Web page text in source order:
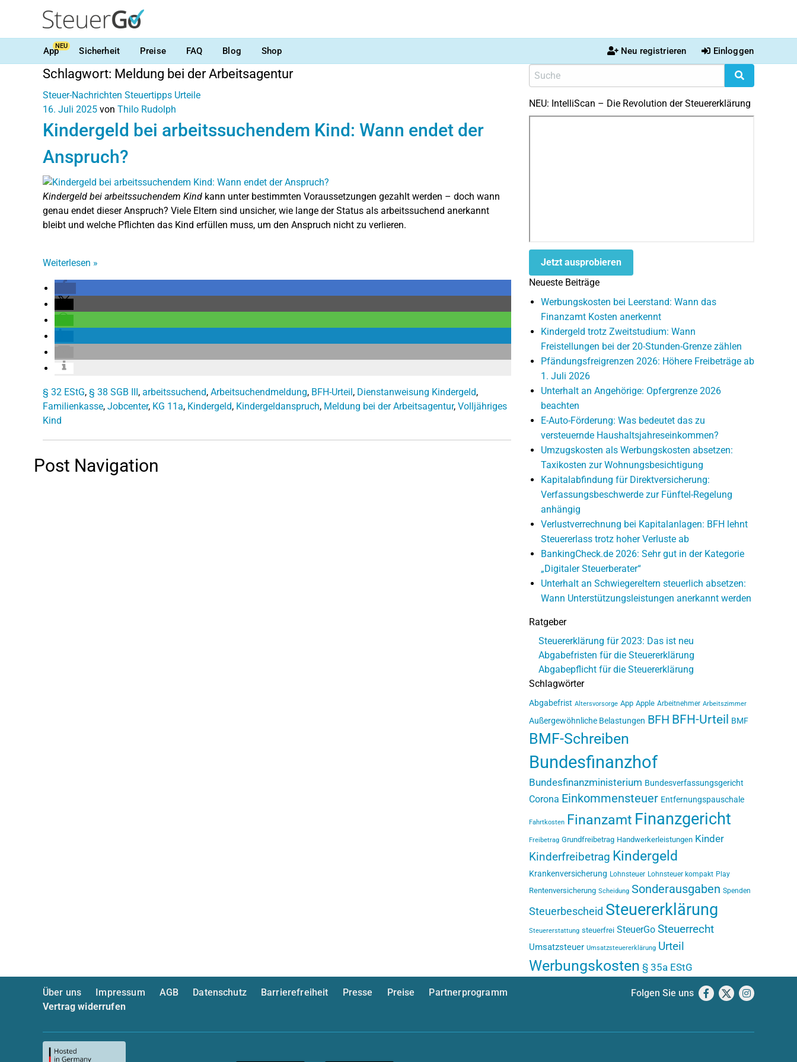
AppNEU Sicherheit Preise FAQ Blog Shop Neu registrieren Einloggen
Schlagwort: Meldung bei der Arbeitsagentur
Steuer-Nachrichten Steuertipps Urteile
16. Juli 2025 von Thilo Rudolph
Kindergeld bei arbeitssuchendem Kind: Wann endet der
Anspruch?
Kindergeld bei arbeitssuchendem Kind kann unter bestimmten Voraussetzungen gezahlt werden – doch wann
genau endet dieser Anspruch? Viele Eltern sind unsicher, wie lange der Status als arbeitssuchend anerkannt
bleibt und welche Pflichten das Kind erfüllen muss, um den Anspruch nicht zu verlieren.
Weiterlesen »
§ 32 EStG, § 38 SGB III, arbeitssuchend, Arbeitsuchendmeldung, BFH-Urteil, Dienstanweisung Kindergeld,
Familienkasse, Jobcenter, KG 11a, Kindergeld, Kindergeldanspruch, Meldung bei der Arbeitsagentur, Volljähriges
Kind
Post Navigation
NEU: IntelliScan – Die Revolution der Steuererklärung
Jetzt ausprobieren
Neueste Beiträge
Werbungskosten bei Leerstand: Wann das
Finanzamt Kosten anerkennt
Kindergeld trotz Zweitstudium: Wann
Freistellungen bei der 20-Stunden-Grenze zählen
Pfändungsfreigrenzen 2026: Höhere Freibeträge ab
1. Juli 2026
Unterhalt an Angehörige: Opfergrenze 2026
beachten
E-Auto-Förderung: Was bedeutet das zu
versteuernde Haushaltsjahreseinkommen?
Umzugskosten als Werbungskosten absetzen:
Taxikosten zur Wohnungsbesichtigung
Kapitalabfindung für Direktversicherung:
Verfassungsbeschwerde zur Fünftel-Regelung
anhängig
Verlustverrechnung bei Kapitalanlagen: BFH lehnt
Steuererlass trotz hoher Verluste ab
BankingCheck.de 2026: Sehr gut in der Kategorie
„Digitaler Steuerberater“
Unterhalt an Schwiegereltern steuerlich absetzen:
Wann Unterstützungsleistungen anerkannt werden
Ratgeber
Steuererklärung für 2023: Das ist neu
Abgabefristen für die Steuererklärung
Abgabepflicht für die Steuererklärung
Schlagwörter
Abgabefrist Altersvorsorge App Apple Arbeitnehmer Arbeitszimmer
Außergewöhnliche Belastungen BFH BFH-Urteil BMF
BMF-Schreiben
Bundesfinanzhof
Bundesfinanzministerium Bundesverfassungsgericht
Corona Einkommensteuer Entfernungspauschale
Fahrtkosten Finanzamt Finanzgericht
Freibetrag Grundfreibetrag Handwerkerleistungen Kinder
Kinderfreibetrag Kindergeld
Krankenversicherung Lohnsteuer Lohnsteuer kompakt Play
Rentenversicherung Scheidung Sonderausgaben Spenden
Steuerbescheid Steuererklärung
Steuererstattung steuerfrei SteuerGo Steuerrecht
Umsatzsteuer Umsatzsteuererklärung Urteil
Werbungskosten § 35a EStG
Über uns Impressum AGB Datenschutz Barrierefreiheit Presse Preise
Partnerprogramm
Vertrag widerrufen
Folgen Sie uns Facebook
X Instagram